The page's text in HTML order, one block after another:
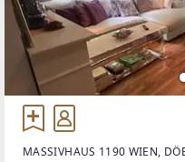
MASSIVHAUS 1190 WIEN,